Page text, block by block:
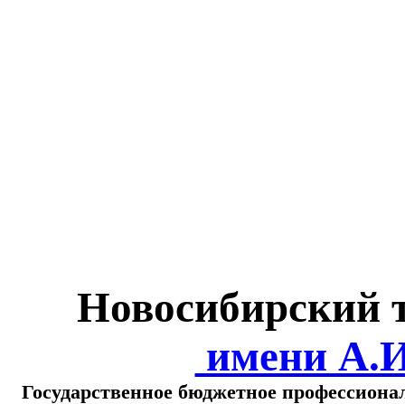
Новосибирский
имени
Государственное бюджетное